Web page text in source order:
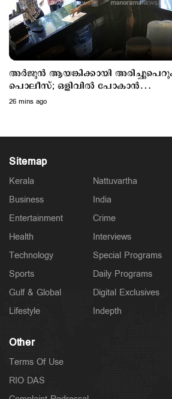
Politics
ചട്ടപ്രകാരം മുന്നറിയിപ്പ്
എംഎല്‍എയെ മാറ്റിനിര്‍ത്തി;
പിണറായി
1 hour ago
Latest
റൗഡികള്‍ പലതും പറയും;
2 hours ago
അര്‍ജുന്‍ ആയങ്കിക്കായി
പൊലീസ്; ഒളിവില്‍ പോകാന്‍
സഹായിച്ച നാലുപേര്‍ കസ്റ്റഡിയില്‍
26 mins ago
Sitemap
Kerala
Business
Entertainment
Health
Technology
Sports
Gulf & Global
Lifestyle
Nattuvartha
India
Crime
Interviews
Special Programs
Daily Programs
Digital Exclusives
Indepth
Other
Terms Of Use
RIO DAS